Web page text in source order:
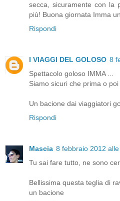
secca, sicuramente con la
più! Buona giornata Imma
Rispondi
I VIAGGI DEL GOLOSO 8
Spettacolo goloso IMMA ...
Siamo sicuri che prima o
Un bacione dai viaggiatori
Rispondi
Mascia 8 febbraio 2012
Tu sai fare tutto, ne sono
Bellissima questa teglia di
un bacione